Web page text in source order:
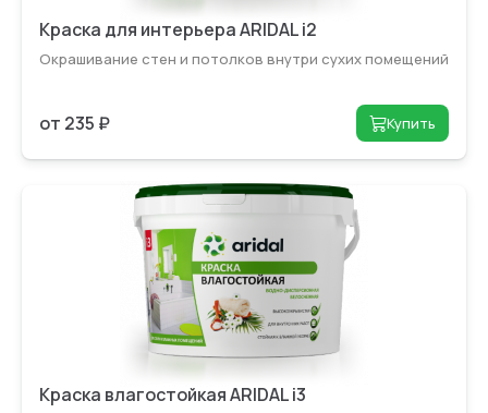
Краска для интерьера ARIDAL i2
Окрашивание стен и потолков внутри сухих помещений
от 235 ₽ Купить
Краска влагостойкая ARIDAL i3